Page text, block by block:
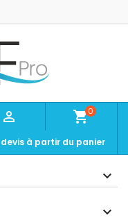
 shopping_cart0
devis à partir du panier